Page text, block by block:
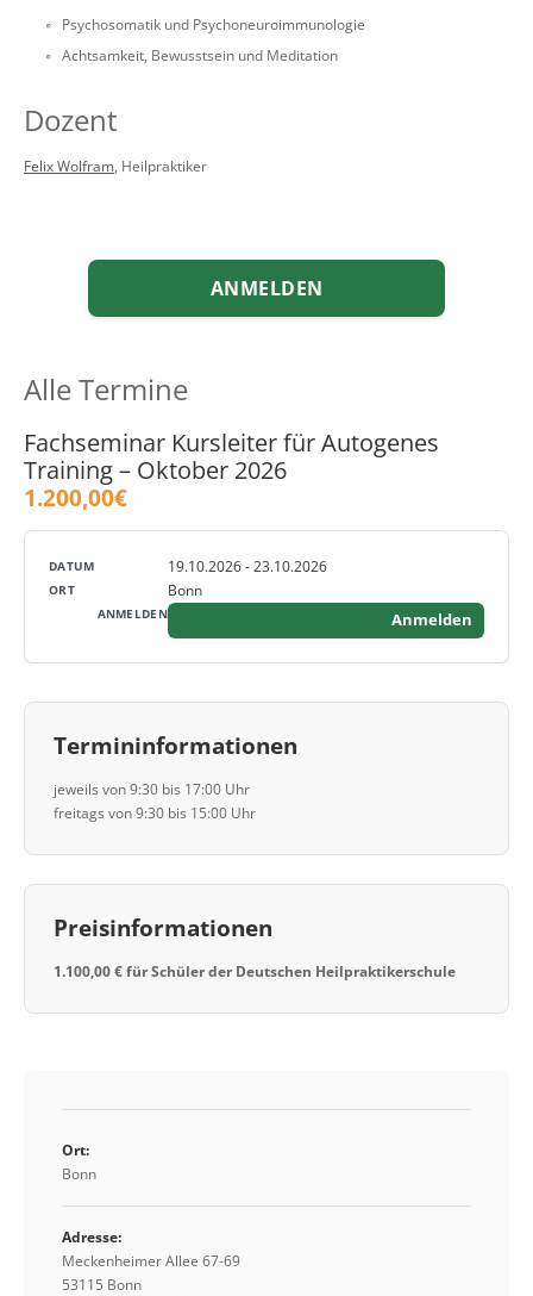
Psychosomatik und Psychoneuroimmunologie
Achtsamkeit, Bewusstsein und Meditation
Dozent
Felix Wolfram, Heilpraktiker
ANMELDEN
Alle Termine
Fachseminar Kursleiter für Autogenes
Training – Oktober 2026
1.200,00€
19.10.2026 - 23.10.2026
Bonn
Anmelden
Termininformationen
jeweils von 9:30 bis 17:00 Uhr
freitags von 9:30 bis 15:00 Uhr
Preisinformationen
1.100,00 € für Schüler der Deutschen Heilpraktikerschule
Ort:
Bonn
Adresse:
Meckenheimer Allee 67-69
53115 Bonn